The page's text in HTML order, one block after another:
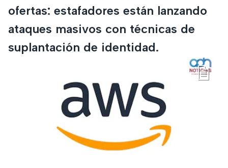
ofertas: estafadores están lanzando
ataques masivos con técnicas de
suplantación de identidad.